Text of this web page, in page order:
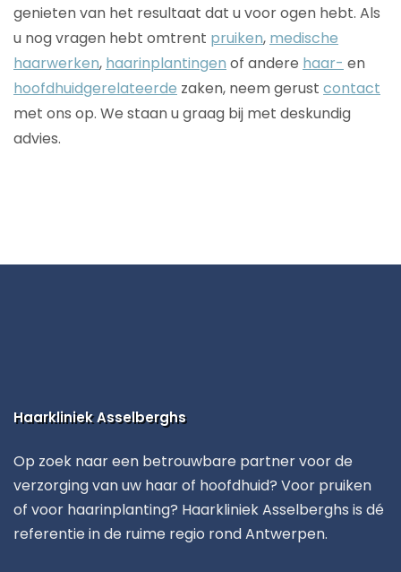
genieten van het resultaat dat u voor ogen hebt. Als
u nog vragen hebt omtrent pruiken, medische
haarwerken, haarinplantingen of andere haar- en
hoofdhuidgerelateerde zaken, neem gerust contact
met ons op. We staan u graag bij met deskundig
advies.
Haarkliniek Asselberghs
Op zoek naar een betrouwbare partner voor de
verzorging van uw haar of hoofdhuid? Voor pruiken
of voor haarinplanting? Haarkliniek Asselberghs is dé
referentie in de ruime regio rond Antwerpen.